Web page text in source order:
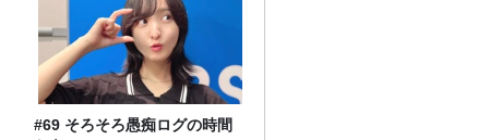
#69 そろそろ愚痴ログの時間